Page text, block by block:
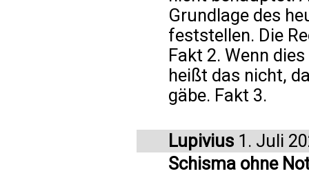
Grundlage des
feststellen. Die
Fakt 2. Wenn
heißt das nicht,
gäbe. Fakt 3.
Lupivius 1. Juli
Schisma ohne